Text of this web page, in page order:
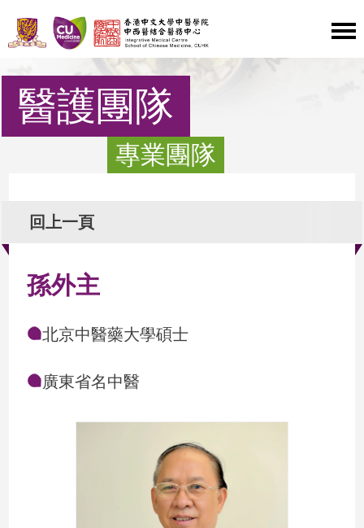
醫護團隊
專業團隊
回上一頁
孫外主
北京中醫藥大學碩士
廣東省名中醫